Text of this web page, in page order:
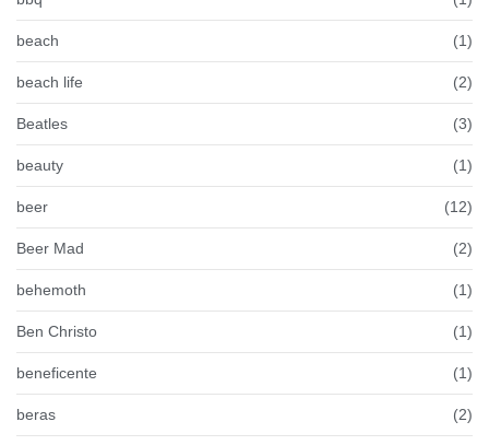
beach (1)
beach life (2)
Beatles (3)
beauty (1)
beer (12)
Beer Mad (2)
behemoth (1)
Ben Christo (1)
beneficente (1)
beras (2)